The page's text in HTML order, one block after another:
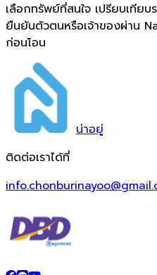
เลือกทรัพย์ที่สนใจ เปรียบเทีย
ยืนยันตัวตนหรือเจ้าของผ่าน
ก่อนโอน
น่าอยู่
ติดต่อเราได้ที่